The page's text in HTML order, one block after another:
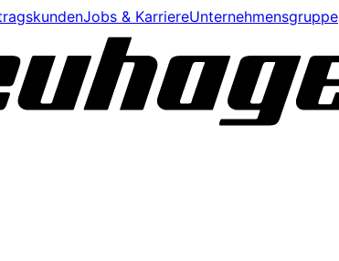
Jobs & KarriereUnternehmensgruppe